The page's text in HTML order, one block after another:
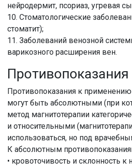
нейродермит, псориаз, угревая
10. Стоматологические
стоматит);
11. Заболеваний венозной
варикозного расширения вен.
Противопоказания
Противопоказания к применению
могут быть абсолютными (при
метод магнитотерапии
и относительными
использоваться, но под
К абсолютным
• кровоточивость и склонность к